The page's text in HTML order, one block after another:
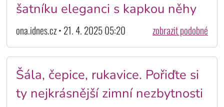
šatníku eleganci s kapkou něhy
ona.idnes.cz • 21. 4. 2025 05:20 zobrazit podobné
Šála, čepice, rukavice. Pořiďte si
ty nejkrásnější zimní nezbytnosti